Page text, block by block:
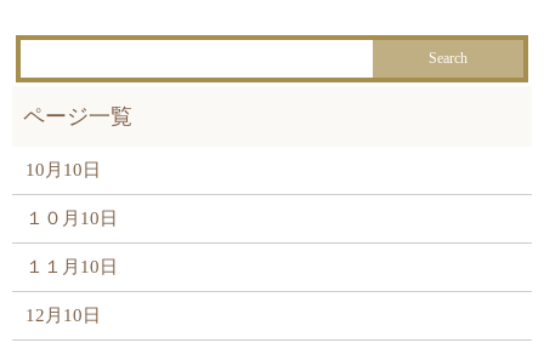
10月10日
１０月10日
１１月10日
12月10日